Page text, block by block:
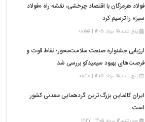
فولاد هرمزگان با اقتصاد چرخشی، نقشه راه «فولاد
سبز» را ترسیم کرد
پنج شنبه,15 مرداد 1405 | 08:55
ارزیابی جشنواره صنعت سلامت‌محور؛ نقاط قوت و
فرصت‌های بهبود سیمیدکو بررسی شد
پنج شنبه,15 مرداد 1405 | 08:40
ایران کانماین بزرگ ترین گردهمایی معدنی کشور
است